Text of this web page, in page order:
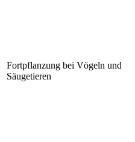
Fortpflanzung bei Vögeln und
Säugetieren